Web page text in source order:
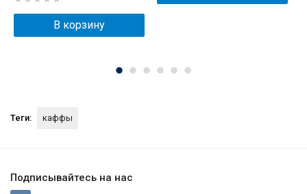
В корзину
Теги: каффы
Подписывайтесь на нас